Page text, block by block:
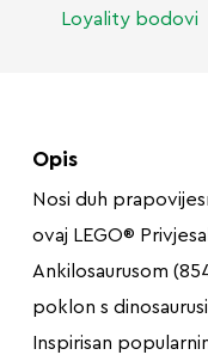
Loyality bodovi
Opis
Nosi duh
ovaj LEGO®
Ankilosaurusom
poklon s
Inspirisan